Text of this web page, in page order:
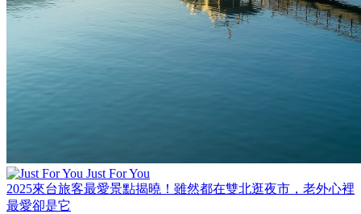
Just For You
2025來台旅客最愛景點揭曉！雖然都在雙北逛夜市，老外心裡
最愛卻是它